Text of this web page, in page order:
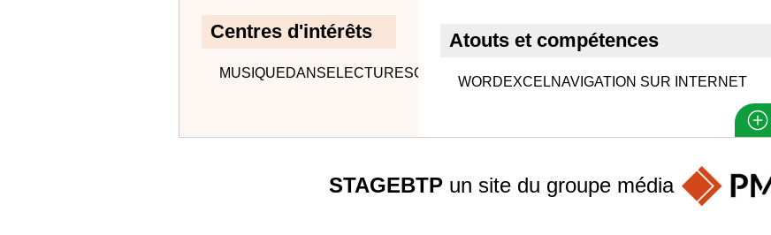
Centres d'intérêts
MUSIQUEDANSELECTURESORTIE
Atouts et compétences
WORDEXCELNAVIGATION SUR INTERNET
STAGEBTP un site du groupe média